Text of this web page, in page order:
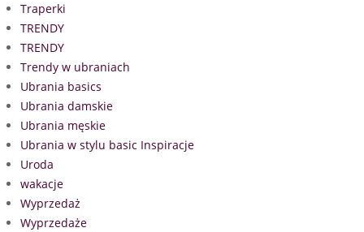
Traperki
TRENDY
TRENDY
Trendy w ubraniach
Ubrania basics
Ubrania damskie
Ubrania męskie
Ubrania w stylu basic Inspiracje
Uroda
wakacje
Wyprzedaż
Wyprzedaże